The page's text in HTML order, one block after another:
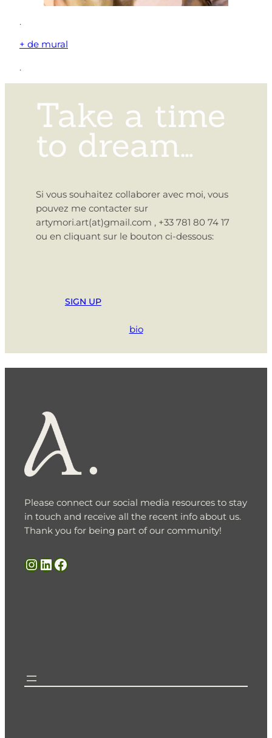
.
+ de mural
.
Take a time
to dream…
Si vous souhaitez collaborer avec moi, vous
pouvez me contacter sur
artymori.art(at)gmail.com , +33 781 80 74 17
ou en cliquant sur le bouton ci-dessous:
SIGN UP
bio
Please connect our social media resources to stay
in touch and receive all the recent info about us.
Thank you for being part of our community!
InstagramLinkedIn Facebook